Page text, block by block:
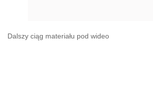
Dalszy ciąg materiału pod wideo